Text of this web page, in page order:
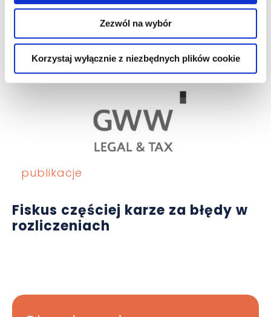
Zezwól na wybór
Korzystaj wyłącznie z niezbędnych plików cookie
Postępowania karne skarbowe
traktowane instrumentalnie
publikacje
Fiskus częściej karze za błędy w
rozliczeniach